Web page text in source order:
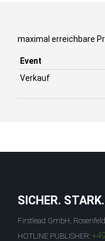
maximal erreichbare
Event
Verkauf
SICHER.
Firstlead GmbH,
HOTLINE PUBLISHER: